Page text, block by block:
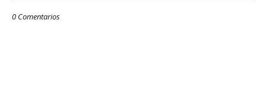
0 Comentarios